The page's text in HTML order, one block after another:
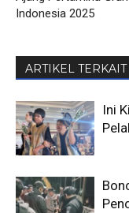
Indonesia 2025
ARTIKEL TERKAIT
Ini